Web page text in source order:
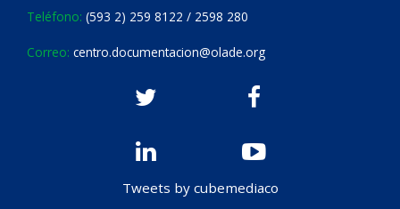
Teléfono: (593 2) 259 8122 / 2598 280
Correo: centro.documentacion@olade.org
Tweets by cubemediaco